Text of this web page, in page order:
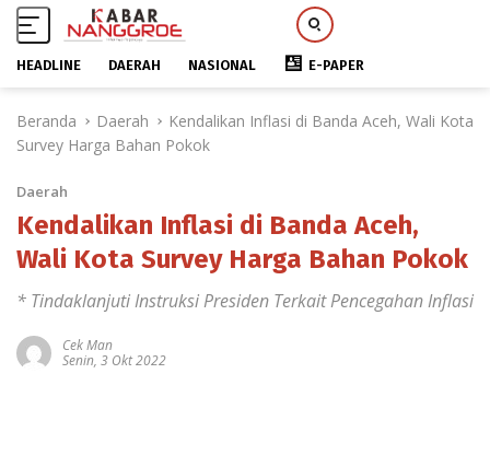
HEADLINE DAERAH NASIONAL E-PAPER
Beranda Daerah
Kendalikan Inflasi di Banda Aceh, Wali Kota
Survey Harga Bahan Pokok
Daerah
Kendalikan Inflasi di Banda Aceh,
Wali Kota Survey Harga Bahan Pokok
* Tindaklanjuti Instruksi Presiden Terkait Pencegahan Inflasi
Cek Man
Senin, 3 Okt 2022